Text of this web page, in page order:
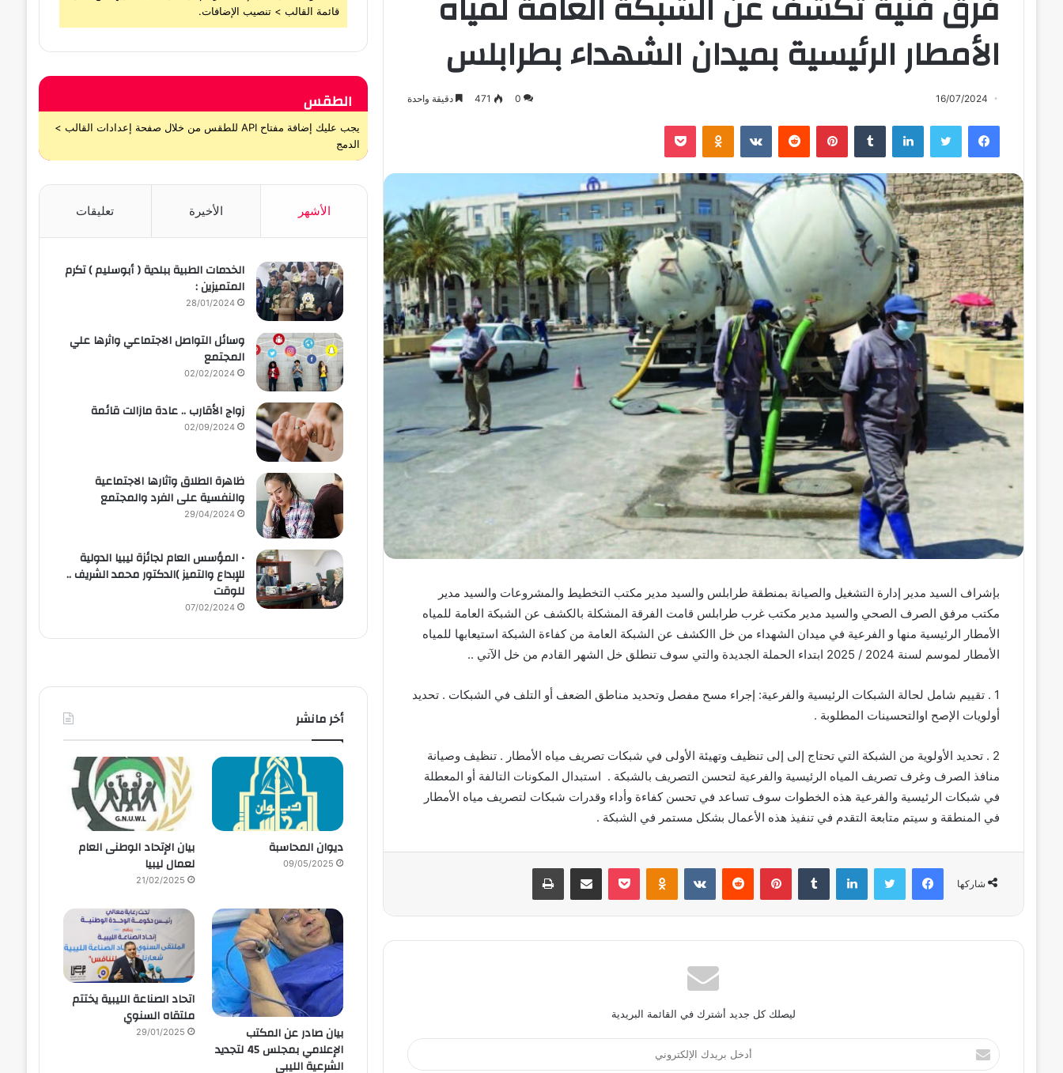
الأمطار الرئيسية بميدان الشهداء بطرابلس
16/07/2024
0
471 دقيقة واحدة
فيسبوك تويتر لينكدإن ‏Tumblr بينتيريست
‏Reddit
‏VKontakte
Odnoklassniki
بوكيت
بإشراف السيد مدير إدارة التشغيل والصيانة بمنطقة طرابلس والسيد مدير مكتب التخطيط والمشروعات والسيد مدير
مكتب مرفق الصرف الصحي والسيد مدير مكتب غرب طرابلس قامت الفرقة المشكلة بالكشف عن الشبكة العامة للمياه
الأمطار الرئيسية منها و الفرعية في ميدان الشهداء من خل االكشف عن الشبكة العامة من كفاءة الشبكة استيعابها للمياه
الأمطار لموسم لسنة 2024 / 2025 ابتداء الحملة الجديدة والتي سوف تنطلق خل الشهر القادم من خل الآتي ..
1 . تقييم شامل لحالة الشبكات الرئيسية والفرعية: إجراء مسح مفصل وتحديد مناطق الضعف أو التلف في الشبكات . تحديد
أولويات الإصح اوالتحسينات المطلوبة .
2 . تحديد الأولوية من الشبكة التي تحتاج إلى إلى تنظيف وتهيئة الأولى في شبكات تصريف مياه الأمطار . تنظيف وصيانة
منافذ الصرف وغرف تصريف المياه الرئيسية والفرعية لتحسن التصريف بالشبكة . استبدال المكونات التالفة أو المعطلة
في شبكات الرئيسية والفرعية هذه الخطوات سوف تساعد في تحسن كفاءة وأداء وقدرات شبكات لتصريف مياه الأمطار
في المنطقة و سيتم متابعة التقدم في تنفيذ هذه الأعمال بشكل مستمر في الشبكة .
شاركها
فيسبوك تويتر لينكدإن ‏Tumblr بينتيريست
‏Reddit
‏VKontakte
Odnoklassniki
بوكيت مشاركة عبر البريد طباعة
ليصلك كل جديد أشترك في القائمة البريدية
أدخل
بريدك
قائمة القالب > تنصيب الإضافات.
الطقس
يجب عليك إضافة مفتاح API للطقس من خلال صفحة إعدادات القالب >
الدمج
الأشهر الأخيرة تعليقات
الخدمات الطبية ببلدية ( أبوسليم ) تكرم
المتميزين :
28/01/2024
وسائل التواصل الاجتماعي واثرها علي
المجتمع
02/02/2024
زواج الأقارب .. عادة مازالت قائمة
02/09/2024
ظاهرة الطلاق وآثارها الاجتماعية
والنفسية على الفرد والمجتمع
29/04/2024
• المؤسس العام لجائزة ليبيا الدولية
للإبداع والتميز )الدكتور محمد الشريف ..
للوقت
07/02/2024
أخر مانشر
ديوان المحاسبة
09/05/2025
بيان الإتحاد الوطنى العام
لعمال ليبيا
21/02/2025
بيان صادر عن المكتب
الإعلامي بمجلس 45 لتجديد
الشرعية الليبي
اتحاد الصناعة الليبية يختتم
ملتقاه السنوي
29/01/2025